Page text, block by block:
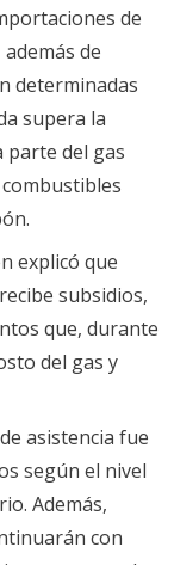
de
de
determinadas
supera la
parte del gas
explicó que
subsidios,
que, durante
del gas y
asistencia fue
según el nivel
Además,
con